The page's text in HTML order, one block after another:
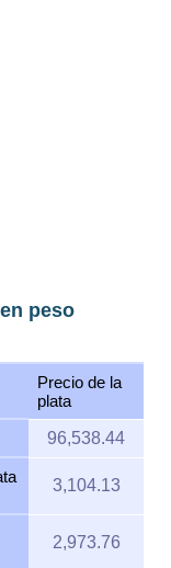
peso
Precio de la
plata
96,538.44
3,104.13
2,973.76